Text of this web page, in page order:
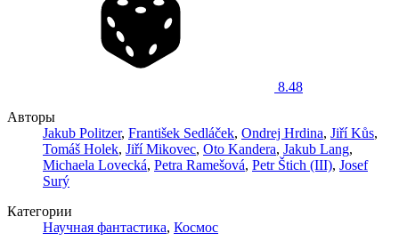
8.48
Авторы
Jakub Politzer, František Sedláček, Ondrej Hrdina, Jiří Kůs,
Tomáš Holek, Jiří Mikovec, Oto Kandera, Jakub Lang,
Michaela Lovecká, Petra Ramešová, Petr Štich (III), Josef
Surý
Категории
Научная фантастика, Космос